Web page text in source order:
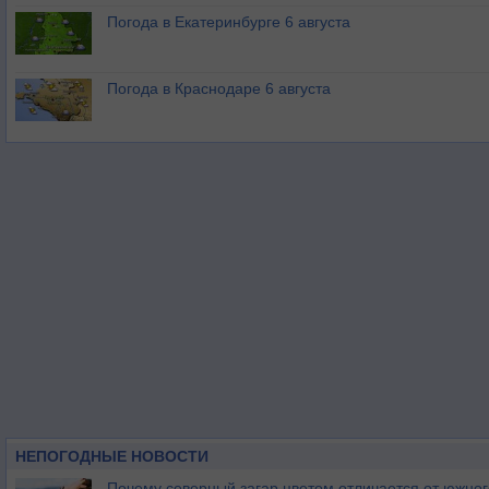
Погода в Екатеринбурге 6 августа
Погода в Краснодаре 6 августа
НЕПОГОДНЫЕ НОВОСТИ